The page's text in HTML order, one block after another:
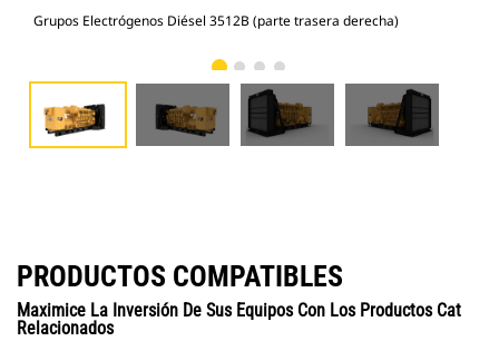
Grupos Electrógenos Diésel 3512B (parte trasera derecha)
PRODUCTOS COMPATIBLES
Maximice La Inversión De Sus Equipos Con Los Productos Cat
Relacionados